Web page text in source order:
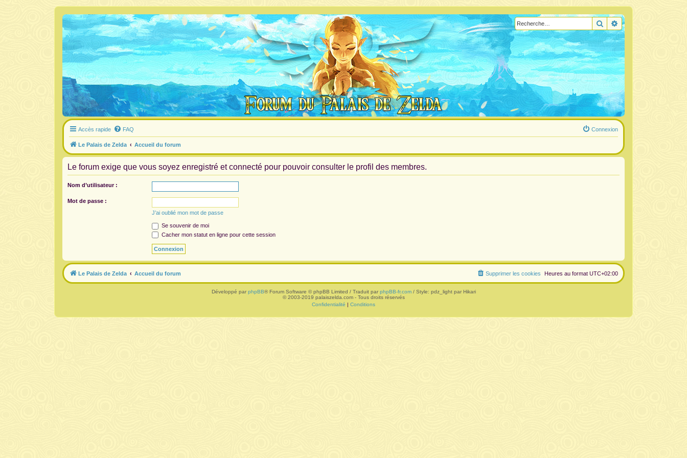
RechercherRecherche avancée
Accès rapide FAQ Connexion
Le Palais de Zelda Accueil du forum
Le forum exige que vous soyez enregistré et connecté pour pouvoir consulter le profil des membres.
Nom d’utilisateur :
Mot de passe :
J’ai oublié mon mot de passe
Se souvenir de moi
Cacher mon statut en ligne pour cette session
Le Palais de Zelda Accueil du forum Heures au format UTC+02:00
Supprimer les cookies
Développé par phpBB® Forum Software © phpBB Limited / Traduit par phpBB-fr.com/ Style: pdz_light par Hikari
© 2003-2019 palaiszelda.com - Tous droits réservés
Confidentialité | Conditions